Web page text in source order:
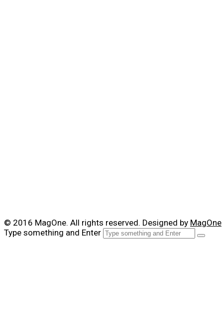
© 2016 MagOne. All rights reserved. Designed by MagOne
Type something and Enter